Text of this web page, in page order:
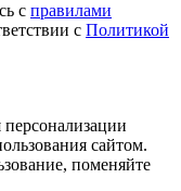
с правилами
с Политикой
персонализации
сайтом.
поменяйте